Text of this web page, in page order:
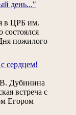
день..."
в ЦРБ им.
пожилого
сердцем!
Дубинина
встреча с
Егором